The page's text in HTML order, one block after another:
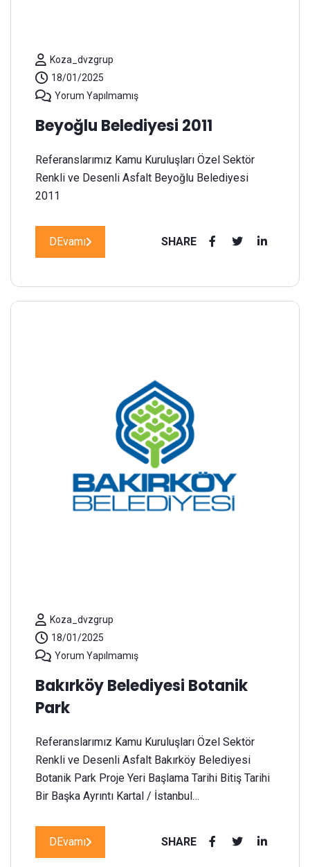
Koza_dvzgrup
18/01/2025
Yorum Yapılmamış
Beyoğlu Belediyesi 2011
Referanslarımız Kamu Kuruluşları Özel Sektör
Renkli ve Desenli Asfalt Beyoğlu Belediyesi
2011
DEvamı SHARE
Koza_dvzgrup
18/01/2025
Yorum Yapılmamış
Bakırköy Belediyesi Botanik
Park
Referanslarımız Kamu Kuruluşları Özel Sektör
Renkli ve Desenli Asfalt Bakırköy Belediyesi
Botanik Park Proje Yeri Başlama Tarihi Bitiş Tarihi
Bir Başka Ayrıntı Kartal / İstanbul…
DEvamı SHARE